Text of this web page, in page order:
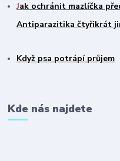
Jak ochránit mazlíčka
Antiparazitika čtyřikrát
Když psa potrápí průjem
Kde nás najdete